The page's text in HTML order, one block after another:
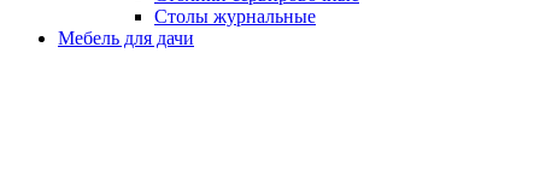
Столы журнальные
Мебель для дачи